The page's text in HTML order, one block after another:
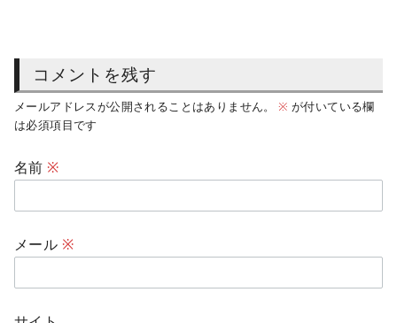
コメントを残す
メールアドレスが公開されることはありません。 ※ が付いている欄
は必須項目です
名前 ※
メール ※